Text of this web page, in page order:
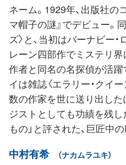
ネーム。1929年、出版社の
マ帽子の謎』でデビュー。
ズ〉と、当初はバーナビー
レーン四部作でミステリ
作者と同名の名探偵が活躍
イは雑誌〈エラリー・クイ
数の作家を世に送り出した
ジストとしても功績を残し
もの」と評された、巨匠中
中村有希 （ナカムラユキ）